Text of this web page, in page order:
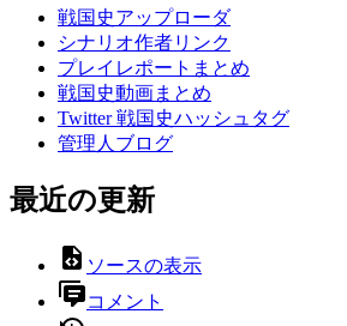
戦国史アップローダ
シナリオ作者リンク
プレイレポートまとめ
戦国史動画まとめ
Twitter 戦国史ハッシュタグ
管理人ブログ
最近の更新
ソースの表示
コメント